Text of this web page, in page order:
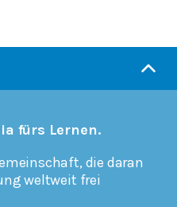
fürs Lernen.
die daran
weltweit frei